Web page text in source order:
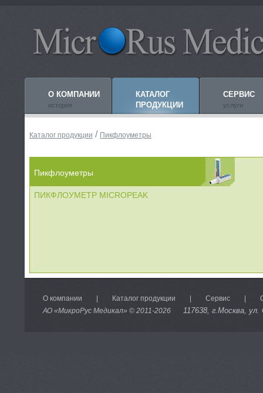
О КОМПАНИИ
история
КАТАЛОГ
ПРОДУКЦИИ
СЕРВИС
услуги
Каталог продукции / Пикфлоуметры
Пикфлоуметры
ПИКФЛОУМЕТР MICROPEAK
О компании Каталог продукции Сервис
АО «МикроРус Медикал» © 2011-2026 117638, г.Москва, ул.